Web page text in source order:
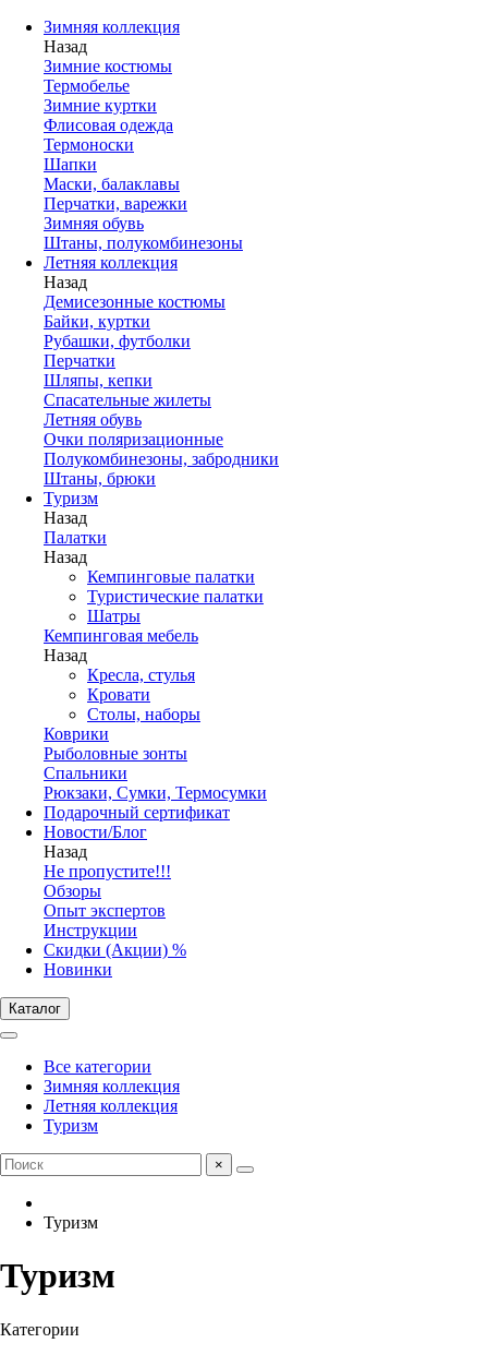
Зимняя коллекция
Назад
Зимние костюмы
Термобелье
Зимние куртки
Флисовая одежда
Термоноски
Шапки
Маски, балаклавы
Перчатки, варежки
Зимняя обувь
Штаны, полукомбинезоны
Летняя коллекция
Назад
Демисезонные костюмы
Байки, куртки
Рубашки, футболки
Перчатки
Шляпы, кепки
Спасательные жилеты
Летняя обувь
Очки поляризационные
Полукомбинезоны, забродники
Штаны, брюки
Туризм
Назад
Палатки
Назад
Кемпинговые палатки
Туристические палатки
Шатры
Кемпинговая мебель
Назад
Кресла, стулья
Кровати
Столы, наборы
Коврики
Рыболовные зонты
Спальники
Рюкзаки, Сумки, Термосумки
Подарочный сертификат
Новости/Блог
Назад
Не пропустите!!!
Обзоры
Опыт экспертов
Инструкции
Скидки (Акции) %
Новинки
Каталог
Все категории
Зимняя коллекция
Летняя коллекция
Туризм
×
Туризм
Туризм
Категории